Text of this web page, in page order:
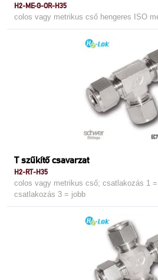
H2-ME-G-OR-H35
colos vagy metrikus cső hengeres ISO
T szűkítő csavarzat
H2-RT-H35
colos vagy metrikus cső; csatlakozás 1
csatlakozás 3 = jobb